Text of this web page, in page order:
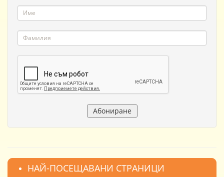
НАЙ-ПОСЕЩАВАНИ СТРАНИЦИ